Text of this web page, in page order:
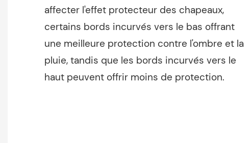
affecter l'effet protecteur des chapeaux,
certains bords incurvés vers le bas offrant
une meilleure protection contre l'ombre et la
pluie, tandis que les bords incurvés vers le
haut peuvent offrir moins de protection.